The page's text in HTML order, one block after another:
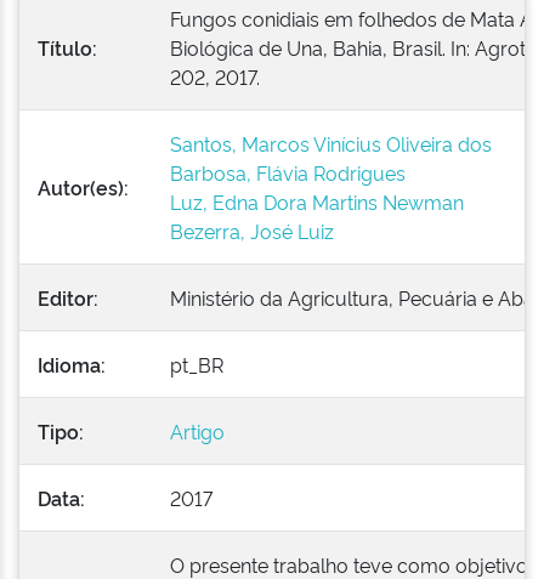
Título:
Fungos conidiais em folhedos de Mata
Biológica de Una, Bahia, Brasil. In:
202, 2017.
Autor(es):
Santos, Marcos Vinícius Oliveira dos
Barbosa, Flávia Rodrigues
Luz, Edna Dora Martins Newman
Bezerra, José Luiz
Editor: Ministério da Agricultura, Pecuária e
Idioma: pt_BR
Tipo: Artigo
Data: 2017
O presente trabalho teve como objetivo